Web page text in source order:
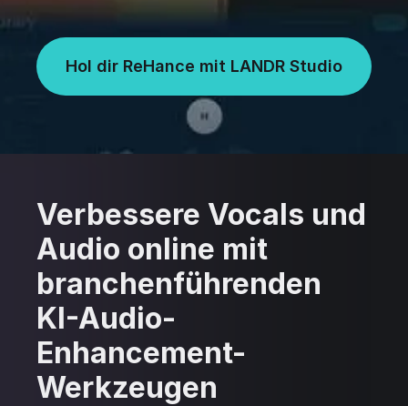
Hol dir ReHance mit LANDR Studio
Verbessere Vocals und
Audio online mit
branchenführenden
KI-Audio-
Enhancement-
Werkzeugen